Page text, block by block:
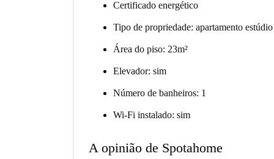
Certificado energético
Tipo de propriedade: apartamento estúdio
Área do piso: 23m²
Elevador: sim
Número de banheiros: 1
Wi-Fi instalado: sim
A opinião de Spotahome